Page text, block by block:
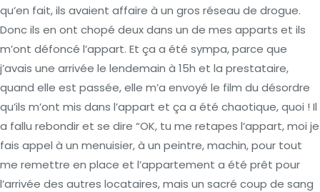
qu’en fait, ils avaient affaire à un gros réseau de drogue.
Donc ils en ont chopé deux dans un de mes apparts et ils
m’ont défoncé l’appart. Et ça a été sympa, parce que
j’avais une arrivée le lendemain à 15h et la prestataire,
quand elle est passée, elle m’a envoyé le film du désordre
qu’ils m’ont mis dans l’appart et ça a été chaotique, quoi ! Il
a fallu rebondir et se dire “OK, tu me retapes l’appart, moi je
fais appel à un menuisier, à un peintre, machin, pour tout
me remettre en place et l’appartement a été prêt pour
l’arrivée des autres locataires, mais un sacré coup de sang